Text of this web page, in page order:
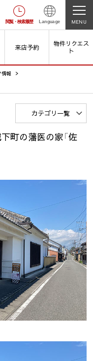
閲覧・ 検索履歴 Language MENU
来店予約
物件リクエス
ト
報
カテゴリ一覧
町の藩医の家「佐